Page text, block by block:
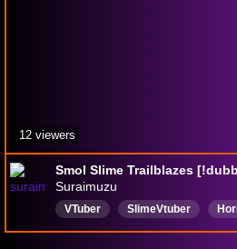
Smol Slime Trailblazes
Suraimuzu
VTuber SlimeVtuber
Gremlin
StreamIsScuffed
12 viewers